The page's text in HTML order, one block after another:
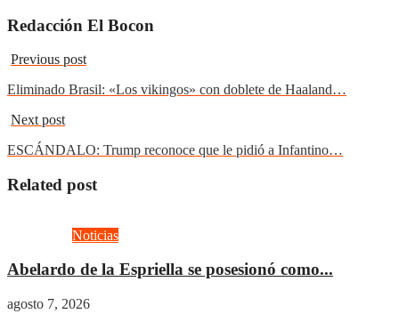
Redacción El Bocon
Previous post
Eliminado Brasil: «Los vikingos» con doblete de Haaland…
Next post
ESCÁNDALO: Trump reconoce que le pidió a Infantino…
Related post
Noticias
Abelardo de la Espriella se posesionó como...
agosto 7, 2026